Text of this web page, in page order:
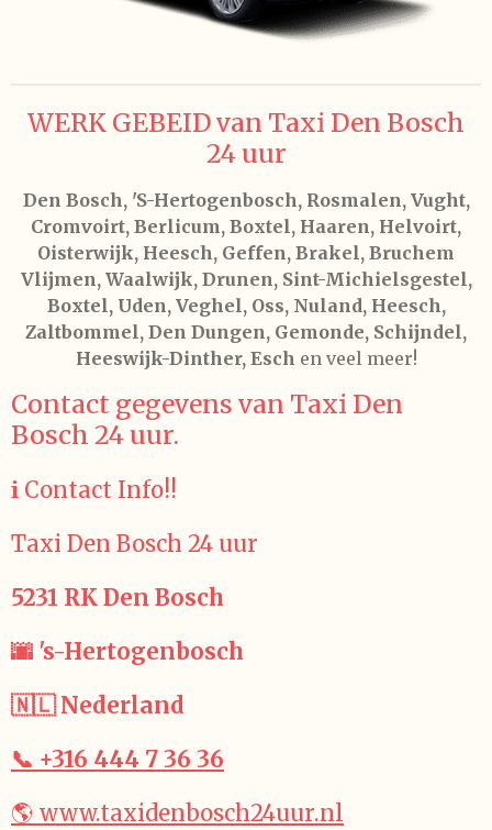
WERK GEBEID van Taxi Den Bosch
24 uur
Den Bosch, 'S-Hertogenbosch, Rosmalen, Vught,
Cromvoirt, Berlicum, Boxtel, Haaren, Helvoirt,
Oisterwijk, Heesch, Geffen, Brakel, Bruchem
Vlijmen, Waalwijk, Drunen, Sint-Michielsgestel,
Boxtel, Uden, Veghel, Oss, Nuland, Heesch,
Zaltbommel, Den Dungen, Gemonde, Schijndel,
Heeswijk-Dinther, Esch en veel meer!
Contact gegevens van Taxi Den
Bosch 24 uur.
ℹ️ Contact Info!!
Taxi Den Bosch 24 uur
5231 RK Den Bosch
🌆 's-Hertogenbosch
🇳🇱 Nederland
📞 +316 444 7 36 36
🌎 www.taxidenbosch24uur.nl